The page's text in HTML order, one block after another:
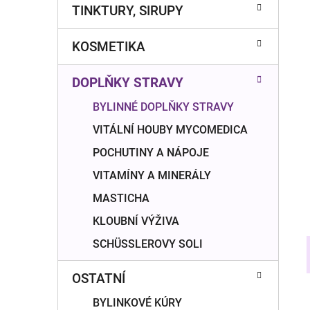
TINKTURY, SIRUPY
KOSMETIKA
DOPLŇKY STRAVY
BYLINNÉ DOPLŇKY STRAVY
VITÁLNÍ HOUBY MYCOMEDICA
POCHUTINY A NÁPOJE
VITAMÍNY A MINERÁLY
MASTICHA
KLOUBNÍ VÝŽIVA
SCHÜSSLEROVY SOLI
OSTATNÍ
BYLINKOVÉ KÚRY